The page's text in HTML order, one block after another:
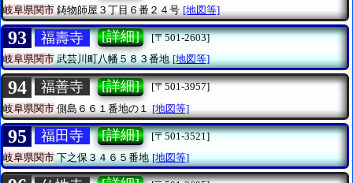
岐阜県関市 鋳物師屋３丁目６番２４号 [地図等]
93 福壽寺 [詳細]
[〒501-2603]
岐阜県関市武芸川町八幡５８３番地 [地図等]
94 福善寺 [詳細]
[〒501-3957]
岐阜県関市 側島６６１番地の１ [地図等]
95 福田寺 [詳細]
[〒501-3521]
岐阜県関市下之保３４６５番地 [地図等]